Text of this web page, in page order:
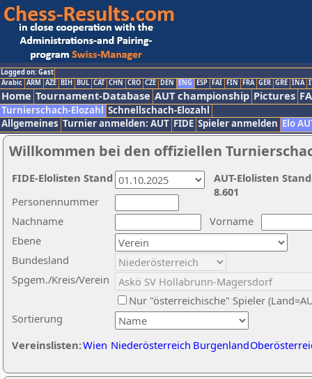
Logged on: Gast
Arabic ARM AZE BIH BUL CAT CHN CRO CZE DEN ENG ESP FAI FIN FRA GER GRE INA
Home Tournament-Database AUT championship Pictures
Turnierschach-Elozahl Schnellschach-Elozahl
Allgemeines Turnier anmelden: AUT FIDE Spieler anmelden Elo
Willkommen bei den offiziellen
Nachname
Vorname
Ebene
Sortierung
Personennummer
Bundesland
Spgem./Kreis/Verein
Nur "österreichische" Spieler
Vereinslisten:Wien Niederösterreich Burgenland
AUT-Elolisten
8.601
FIDE-Elolisten Stand